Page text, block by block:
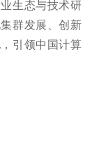
生态与技术研
群发展、创新
引领中国计算